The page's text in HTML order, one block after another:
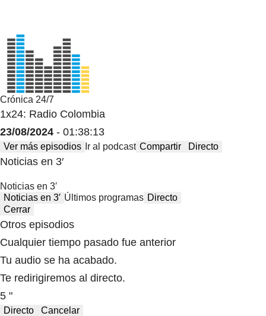
Crónica 24/7
1x24: Radio Colombia
23/08/2024 - 01:38:13
Ver más episodios Ir al podcast Compartir Directo
Noticias en 3′
Noticias en 3′
Noticias en 3′ Últimos programas Directo
Cerrar
Otros episodios
Cualquier tiempo pasado fue anterior
Tu audio se ha acabado.
Te redirigiremos al directo.
5 "
Directo Cancelar